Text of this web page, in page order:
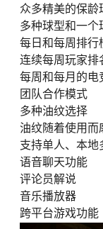
众多精美的保龄
多种球型和一个
每日和每周排行
连续每周玩家排
每周和每月的电
团队合作模式
多种油纹选择
油纹随着使用而
支持单人、本
语音聊天功能
评论员解说
音乐播放器
跨平台游戏功能